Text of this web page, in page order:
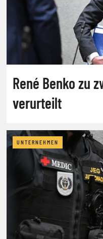
René Benko zu
verurteilt
UNTERNEHMEN